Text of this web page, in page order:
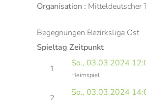
Organisation : Mitteldeutscher
Begegnungen Bezirksliga Ost
Spieltag Zeitpunkt
1
So., 03.03.2024
Heimspiel
So., 03.03.2024